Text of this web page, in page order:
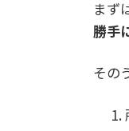
まず
勝手
その